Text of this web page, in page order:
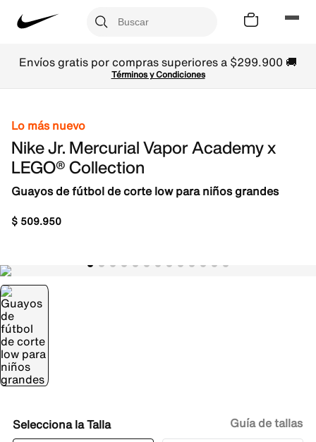
Envíos gratis por compras superiores a $299.900 🚚
Términos y Condiciones
Lo más nuevo
Nike Jr. Mercurial Vapor Academy x
LEGO® Collection
Guayos de fútbol de corte low para niños grandes
$ 509.950
Talla Guía de tallas